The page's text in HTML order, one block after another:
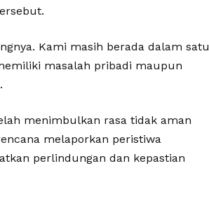
Kami masih berada dalam satu
masalah pribadi maupun
menimbulkan rasa tidak aman
melaporkan peristiwa
perlindungan dan kepastian